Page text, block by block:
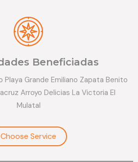
Beneficiadas
Grande Emiliano Zapata Benito
Arroyo Delicias La Victoria El
Mulatal
Choose Service